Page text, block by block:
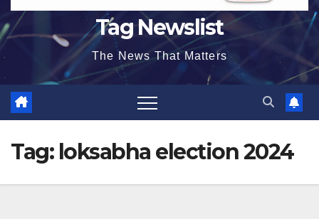
Tag Newslist
The News That Matters
Tag: loksabha election 2024